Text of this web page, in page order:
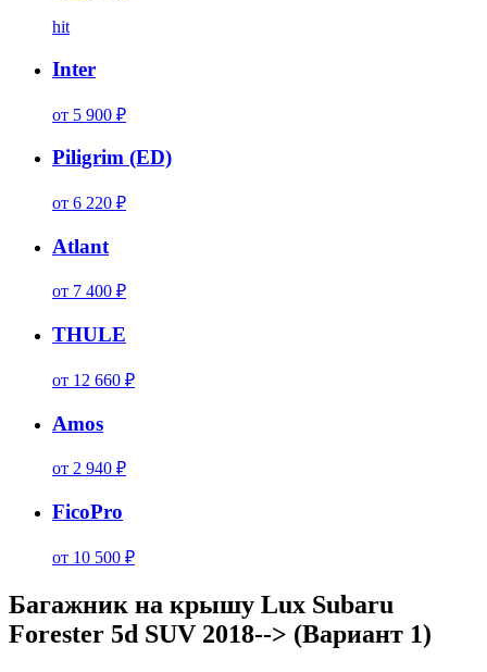
hit
Inter
от 5 900 ₽
Piligrim (ED)
от 6 220 ₽
Atlant
от 7 400 ₽
THULE
от 12 660 ₽
Amos
от 2 940 ₽
FicoPro
от 10 500 ₽
Багажник на крышу Lux Subaru
Forester 5d SUV 2018--> (Вариант 1)